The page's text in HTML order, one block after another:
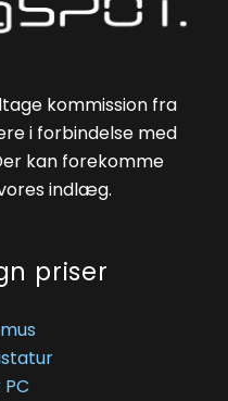
kommission fra
i forbindelse med
kan forekomme
indlæg.
priser